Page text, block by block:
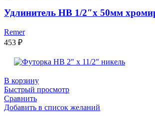
Удлинитель НВ 1/2″x 50мм
Remer
453 ₽
В корзину
Быстрый просмотр
Сравнить
Добавить в список желаний